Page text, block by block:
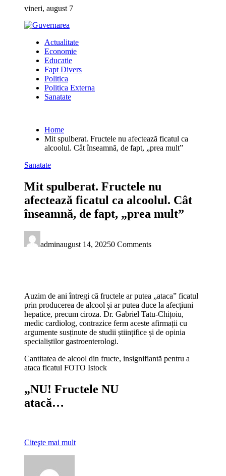
content
vineri, august 7
Actualitate
Economie
Educatie
Fapt Divers
Politica
Politica Externa
Sanatate
Home
Mit spulberat. Fructele nu afectează ficatul ca
alcoolul. Cât înseamnă, de fapt, „prea mult”
Sanatate
Mit spulberat. Fructele nu
afectează ficatul ca alcoolul. Cât
înseamnă, de fapt, „prea mult”
adminaugust 14, 20250 Comments
Auzim de ani întregi că fructele ar putea „ataca” ficatul
prin producerea de alcool și ar putea duce la afecțiuni
hepatice, precum ciroza. Dr. Gabriel Tatu-Chițoiu,
medic cardiolog, contrazice ferm aceste afirmații cu
argumente susținute de studii științifice și de opinia
specialiștilor gastroenterologi.
Cantitatea de alcool din fructe, insignifiantă pentru a
ataca ficatul FOTO Istock
„NU! Fructele NU
atacă…
Citeşte mai mult